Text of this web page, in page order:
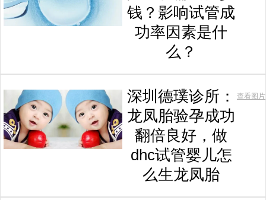
钱？影响试管成
功率因素是什
么？
深圳德璞诊所：
龙凤胎验孕成功
翻倍良好，做
dhc试管婴儿怎
么生龙凤胎
查看图片